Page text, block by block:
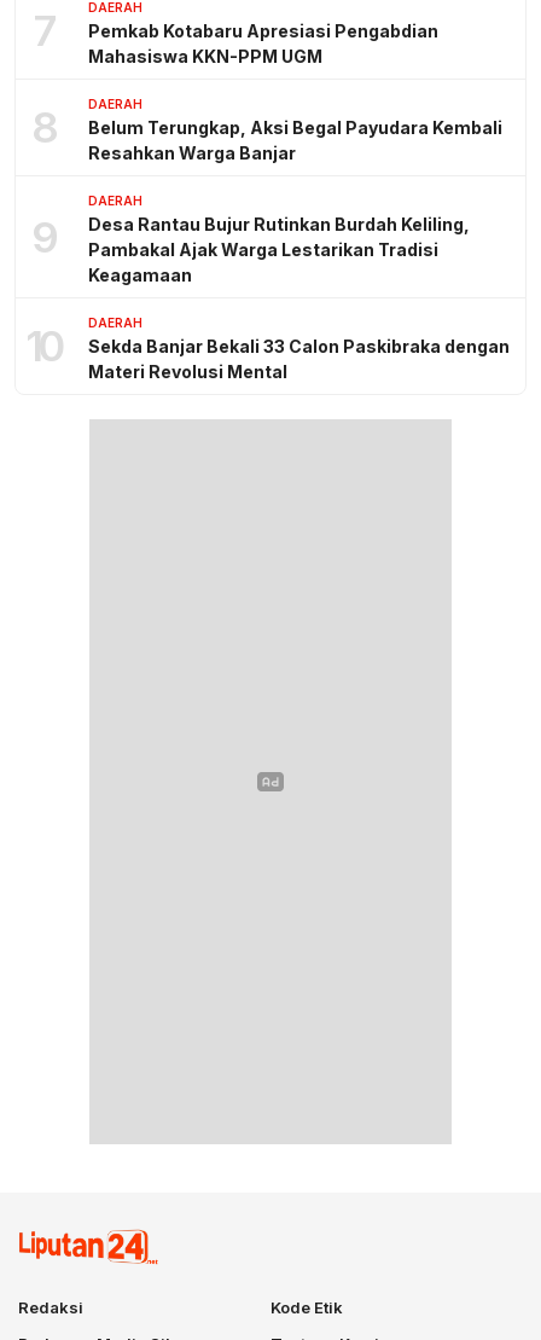
7 DAERAH
Pemkab Kotabaru Apresiasi Pengabdian
Mahasiswa KKN-PPM UGM
8 DAERAH
Belum Terungkap, Aksi Begal Payudara Kembali
Resahkan Warga Banjar
9
DAERAH
Desa Rantau Bujur Rutinkan Burdah Keliling,
Pambakal Ajak Warga Lestarikan Tradisi
Keagamaan
10 DAERAH
Sekda Banjar Bekali 33 Calon Paskibraka dengan
Materi Revolusi Mental
Redaksi
Kode Etik